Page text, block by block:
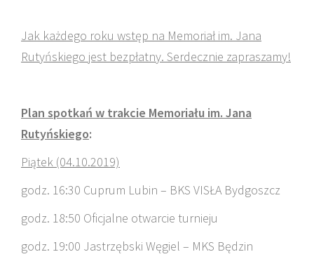
Jak każdego roku wstęp na Memoriał im. Jana
Rutyńskiego jest bezpłatny. Serdecznie zapraszamy!
Plan spotkań w trakcie Memoriału im. Jana
Rutyńskiego:
Piątek (04.10.2019)
godz. 16:30 Cuprum Lubin – BKS VISŁA Bydgoszcz
godz. 18:50 Oficjalne otwarcie turnieju
godz. 19:00 Jastrzębski Węgiel – MKS Będzin